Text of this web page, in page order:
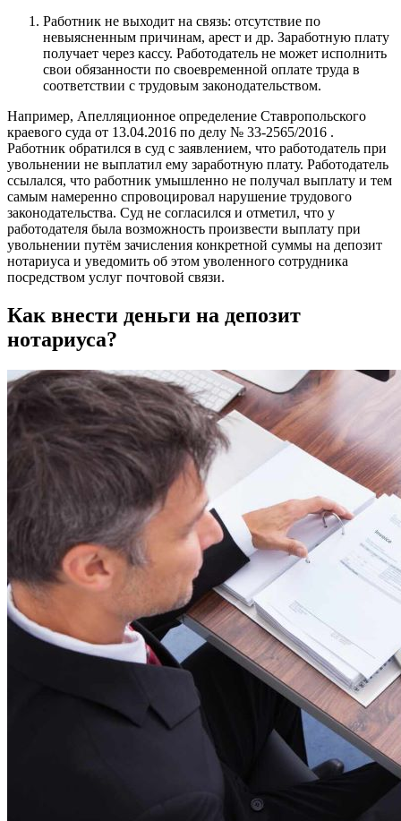
Работник не выходит на связь: отсутствие по
невыясненным причинам, арест и др. Заработную плату
получает через кассу. Работодатель не может исполнить
свои обязанности по своевременной оплате труда в
соответствии с трудовым законодательством.
Например, Апелляционное определение Ставропольского
краевого суда от 13.04.2016 по делу № 33-2565/2016 .
Работник обратился в суд с заявлением, что работодатель при
увольнении не выплатил ему заработную плату. Работодатель
ссылался, что работник умышленно не получал выплату и тем
самым намеренно спровоцировал нарушение трудового
законодательства. Суд не согласился и отметил, что у
работодателя была возможность произвести выплату при
увольнении путём зачисления конкретной суммы на депозит
нотариуса и уведомить об этом уволенного сотрудника
посредством услуг почтовой связи.
Как внести деньги на депозит
нотариуса?